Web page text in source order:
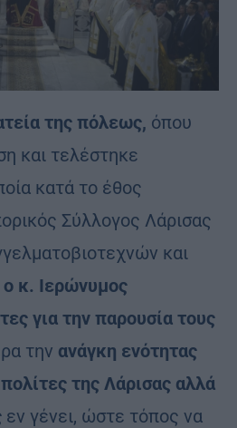
της πόλεως, όπου
και τελέστηκε
κατά το έθος
Σύλλογος Λάρισας
και
ο κ. Ιερώνυμος
για την παρουσία τους
την ανάγκη ενότητας
της Λάρισας αλλά
εν γένει, ώστε τόπος να